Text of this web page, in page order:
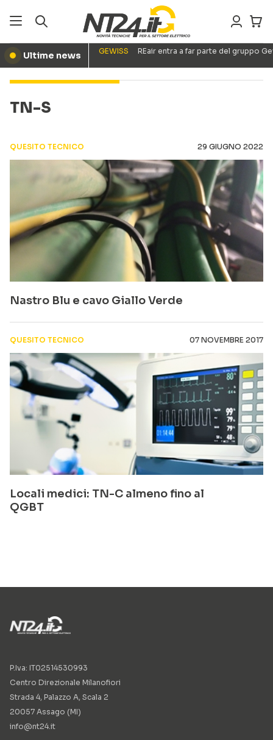
● Ultime news GEWISS REair entra a far parte del gruppo
TN-S
QUESITO TECNICO 29 GIUGNO 2022
Nastro Blu e cavo Giallo Verde
QUESITO TECNICO 07 NOVEMBRE 2017
Locali medici: TN-C almeno fino al
QGBT
P.Iva: IT02514530993
Centro Direzionale Milanofiori
Strada 4, Palazzo A, Scala 2
20057 Assago (MI)
info@nt24.it